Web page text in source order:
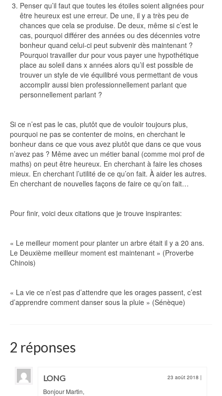
Penser qu’il faut que toutes les étoiles soient alignées pour
être heureux est une erreur. De une, il y a très peu de
chances que cela se produise. De deux, même si c’est le
cas, pourquoi différer des années ou des décennies votre
bonheur quand celui-ci peut subvenir dès maintenant ?
Pourquoi travailler dur pour vous payer une hypothétique
place au soleil dans x années alors qu’il est possible de
trouver un style de vie équilibré vous permettant de vous
accomplir aussi bien professionnellement parlant que
personnellement parlant ?
Si ce n’est pas le cas, plutôt que de vouloir toujours plus,
pourquoi ne pas se contenter de moins, en cherchant le
bonheur dans ce que vous avez plutôt que dans ce que vous
n’avez pas ? Même avec un métier banal (comme moi prof de
maths) on peut être heureux. En cherchant à faire les choses
mieux. En cherchant l’utilité de ce qu’on fait. À aider les autres.
En cherchant de nouvelles façons de faire ce qu’on fait…
Pour finir, voici deux citations que je trouve inspirantes:
« Le meilleur moment pour planter un arbre était il y a 20 ans.
Le Deuxième meilleur moment est maintenant » (Proverbe
Chinois)
« La vie ce n’est pas d’attendre que les orages passent, c’est
d’apprendre comment danser sous la pluie » (Sénèque)
2 réponses
LONG 23 août 2018 |
Bonjour Martin,